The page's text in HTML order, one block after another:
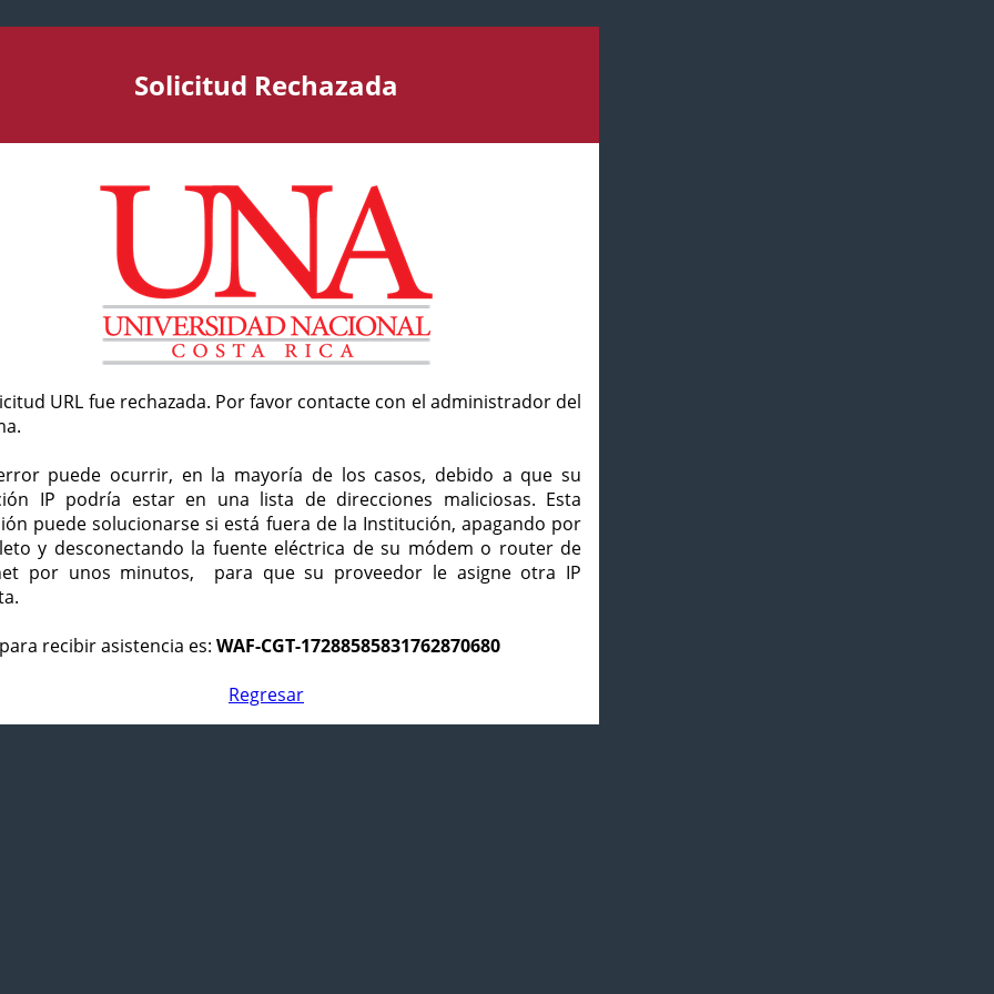
Solicitud Rechazada
URL fue rechazada. Por favor contacte con el administrador del
puede ocurrir, en la mayoría de los casos, debido a que su
IP podría estar en una lista de direcciones maliciosas. Esta
puede solucionarse si está fuera de la Institución, apagando por
y desconectando la fuente eléctrica de su módem o router de
por unos minutos, para que su proveedor le asigne otra IP
recibir asistencia es: WAF-CGT-17288585831762870680
Regresar